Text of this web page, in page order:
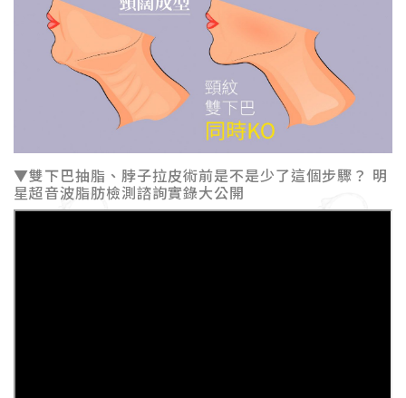
▼雙下巴抽脂、脖子拉皮術前是不是少了這個步驟？ 明
星超音波脂肪檢測諮詢實錄大公開